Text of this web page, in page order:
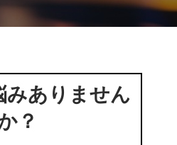
みありません
？